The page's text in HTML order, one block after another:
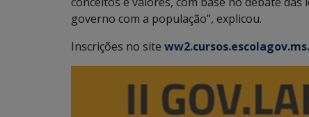
governo com a população”, explicou.
Inscrições no site